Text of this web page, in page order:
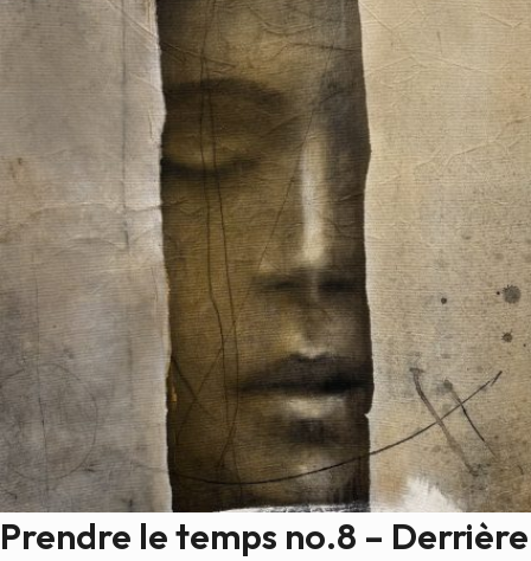
Prendre le temps no.8 – Derrière